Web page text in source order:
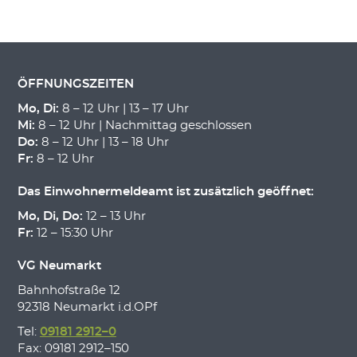
ÖFFNUNGSZEITEN
Mo, Di: 8 – 12 Uhr | 13 – 17 Uhr
Mi: 8 – 12 Uhr | Nachmittag geschlossen
Do: 8 – 12 Uhr | 13 – 18 Uhr
Fr: 8 – 12 Uhr
Das Einwohnermeldeamt ist zusätzlich geöffnet:
Mo, Di, Do: 12 – 13 Uhr
Fr: 12 – 15:30 Uhr
VG Neumarkt
Bahnhofstraße 12
92318 Neumarkt i.d.OPf
Tel: 09181 2912–0
Fax: 09181 2912–150